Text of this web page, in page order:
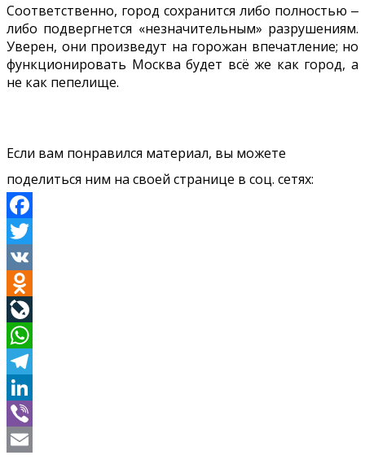
Соответственно, город сохранится либо полностью ‒
либо подвергнется «незначительным» разрушениям.
Уверен, они произведут на горожан впечатление; но
функционировать Москва будет всё же как город, а
не как пепелище.
Если вам понравился материал, вы можете
поделиться ним на своей странице в соц. сетях:
Facebook
Twitter
VK
Odnoklassniki
LiveJournal
WhatsApp
Telegram
LinkedIn
Viber